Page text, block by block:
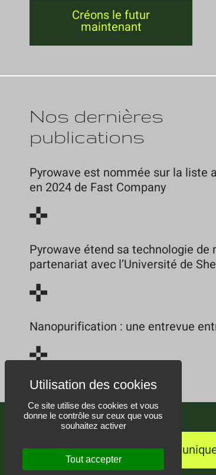
Ce site utilise des cookies et vous
donne le contrôle sur ceux que vous
souhaitez activer
Tout accepter
Créons le futur
maintenant
Nos dernières
publications
Pyrowave est nommée sur la liste
en 2024 de Fast Company
Pyrowave étend sa technologie
partenariat avec l’Université de
Nanopurification : une entrevue